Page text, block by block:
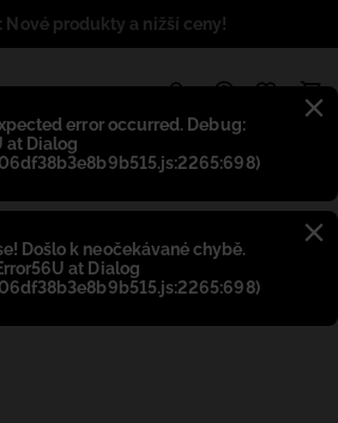
error occurred. Debug:
at Dialog
Došlo k neočekávané chybě.
at Dialog
Nové produkty a nižší ceny!